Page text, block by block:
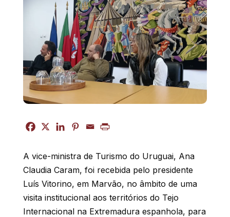
A vice-ministra de Turismo do Uruguai, Ana
Claudia Caram, foi recebida pelo presidente
Luís Vitorino, em Marvão, no âmbito de uma
visita institucional aos territórios do Tejo
Internacional na Extremadura espanhola, para